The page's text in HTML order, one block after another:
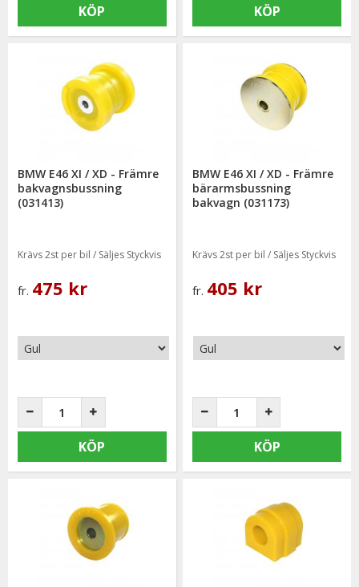
KÖP KÖP
BMW E46 XI / XD - Främre
bakvagnsbussning
(031413)
Krävs 2st per bil / Säljes Styckvis
fr. 475 kr
KÖP
BMW E46 XI / XD - Främre
bärarmsbussning
bakvagn (031173)
Krävs 2st per bil / Säljes Styckvis
fr. 405 kr
KÖP